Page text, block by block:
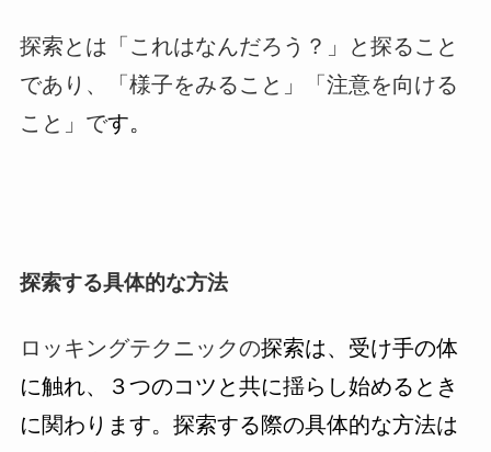
探索とは「これはなんだろう？」と探ること
であり、「様子をみること」「注意を向ける
こと」です。
探索する具体的な方法
ロッキングテクニックの探索は、受け手の体
に触れ、３つのコツと共に揺らし始めるとき
に関わります。探索する際の具体的な方法は